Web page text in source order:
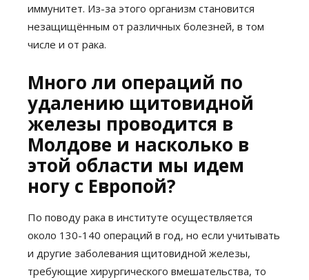
иммунитет. Из-за этого организм становится
незащищённым от различных болезней, в том
числе и от рака.
Много ли операций по
удалению щитовидной
железы проводится в
Молдове и насколько в
этой области мы идем
ногу с Европой?
По поводу рака в институте осуществляется
около 130-140 операций в год, но если учитывать
и другие заболевания щитовидной железы,
требующие хирургического вмешательства, то